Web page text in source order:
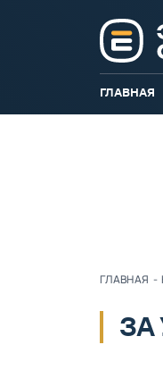
ГЛАВНАЯ
ГЛАВНАЯ -
ЗА